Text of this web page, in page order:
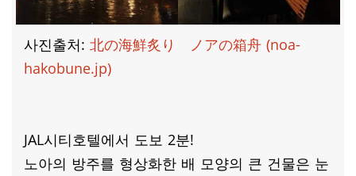
사진출처: 北の海鮮炙り ノアの箱舟 (noa-
hakobune.jp)
JAL시티호텔에서 도보 2분!
노아의 방주를 형상화한 배 모양의 큰 건물은 눈